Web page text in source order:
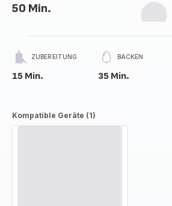
50 Min.
ZUBEREITUNG
15 Min.
BACKEN
35 Min.
Kompatible Geräte (1)